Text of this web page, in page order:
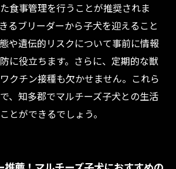
食事管理を行うことが推奨されま
るブリーダーから子犬を迎えること
や遺伝的リスクについて事前に情報
に役立ちます。さらに、定期的な獣
クチン接種も欠かせません。これら
、知多郡でマルチーズ子犬との生活
とができるでしょう。